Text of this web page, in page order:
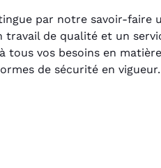
par notre savoir-faire
de qualité et un
vos besoins en
de sécurité en